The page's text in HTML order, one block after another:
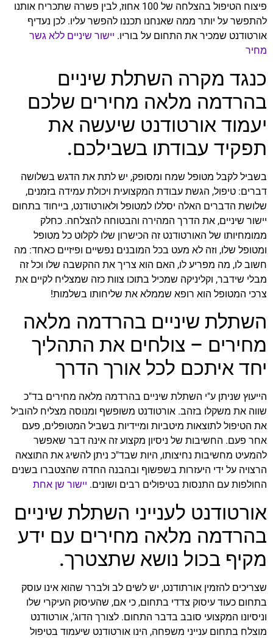
פיצוח הטיפול בהצלחה של 100 אחוז, לבין פשרה שתכריח אותנו
להתפשר על יותר ממה שאנחנו תכננו להפשר עליו. לכן נעדיף
אורטודנט שמכיר את התחום על בוריו. יישור שיניים ללא גשר
מחיר
כנגד מקרה השתלת שיניים
בהרדמה מלאה מחירים שלכם
יעמוד אורטודנט שיעשה את
תפקיד עבודתו בשבילכם.
בשביל לקבל מטופל שמח ומסופק, יש לתת את הדגש בשלושה
דברים: טיפול, הגשת עבודת המקצועית ויכולת עמידה בזמנים,
שלושת הדברים האלה יסללו למטופל ולאורטודנט, בייחוד בתחום
יישור שיניים, את הדרך המהירה והבטוחה להצלחה. כחלק
ממומחיותו של האורטודנט זה הכישרון שלו לקלוט כל מטופל
ומטופל שלו, וזה לא מעט בכל המובנים נפשיים ופיזיים כאחד: מה
חשוב לו, מה מפריע לו, האם הוא צריך את ההקשבה שלו וכל זה
מבלי שידבר, וקליניקה שמכיל בתוכו צוות כזה שמצליח לקיים את
צרכי המטופל הוא רופא שממלא את שליחותו בשלמות!
השתלת שיניים בהרדמה מלאה
מחירים – צולחים את התהליך
יחד איתכם לכל אורך הדרך
הייעוץ שניתן ע"י השתלת שיניים בהרדמה מלאה מחירים בד"כ
שווה את משקלו בזהב. אורטודנט משופשף ומנוסה מצליח להוביל
את הטיפול לתוצאות מיטביות ומיידיות בשביל המטופלים, פעם
אחר פעם. החשיבות של ניסיון מקצוע זה אינה דבר שאפשר
להמעיט מחשיבות נחיצותו, היות שבד"כ ניתן להשיג את התוצאה
הרצויה על ידי היעזרות בשפשוף ובהבנה החדה שהצטברו בשנים
החולפות עם התנסות בטיפולים רבים ושונים. יישור שן אחת
אורטודנט לענייני השתלת שיניים
בהרדמה מלאה מחירים עם ידע
מקיף בכול נושא שתצטרך.
שצריכים להזמין אורתודנט, יש לשים לב ולברר שהוא אינו עוסק
בתחום כעוד עיסוק צדדי בתחום, כי אם, שהעיסוק העיקרי שלו
וניסיונו המקצועי סובב בדבר התחום. לצורך הדוג', אורטודנט
מוצלח בתחום ענייני משפחה, הינו אורטודנט שיעמוד בטיפול